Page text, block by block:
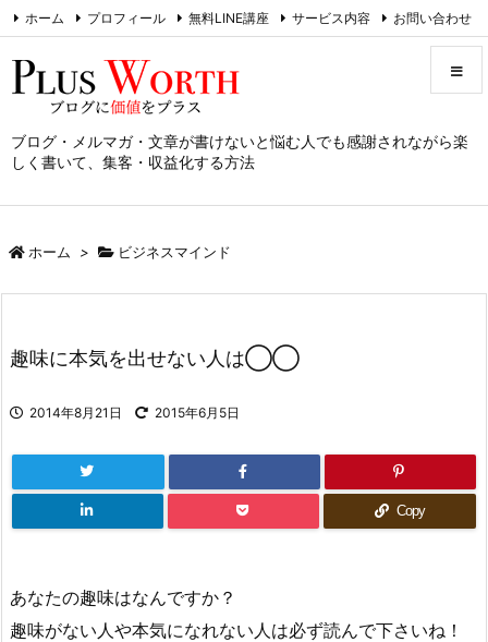
ブログ・メルマガ・文章が書けないと悩む人でも感謝されながら楽
しく書いて、集客・収益化する方法
メニュ
ホーム プロフィール 無料LINE講座 サービス内容 お問い合わせ
ホーム > ビジネスマインド
趣味に本気を出せない人は◯◯
2014年8月21日 2015年6月5日
Copy
あなたの趣味はなんですか？
趣味がない人や本気になれない人は必ず読んで下さいね！